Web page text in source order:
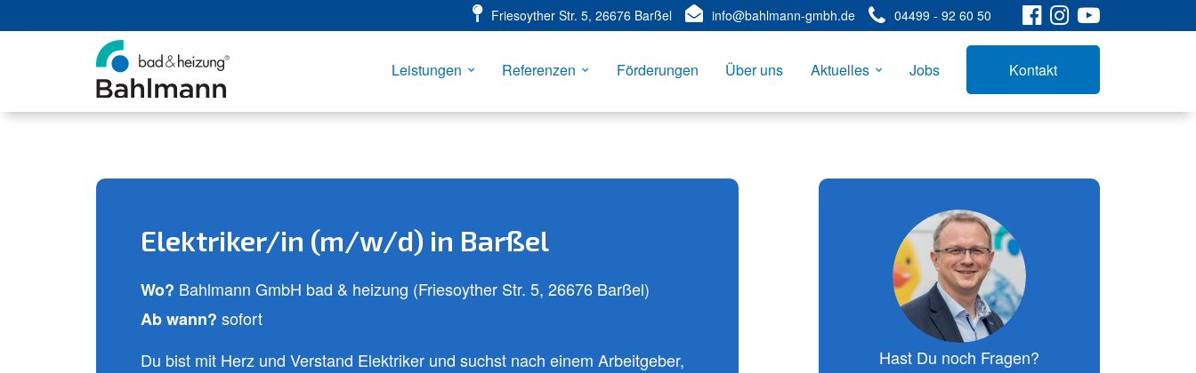
Friesoyther Str. 5, 26676 Barßel info@bahlmann-gmbh.de 04499 - 92 60 50
Leistungen Referenzen Förderungen Über uns Aktuelles Jobs Kontakt
Mehr erfahren Mehr erfahren
Referenzen ansehen Referenzen ansehen Bewertungen lesen
News und Tipps
Elektriker/in (m/w/d) in Barßel
Wo? Bahlmann GmbH bad & heizung (Friesoyther Str. 5, 26676 Barßel)
Ab wann? sofort
Du bist mit Herz und Verstand Elektriker und suchst nach einem Arbeitgeber,
Hast Du noch Fragen?